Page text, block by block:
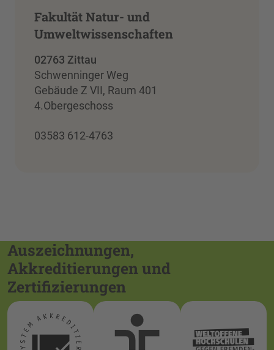
Fakultät Natur- und
Umweltwissenschaften
02763 Zittau
Schwenninger Weg
Gebäude Z VII, Raum 401
4.Obergeschoss
03583 612-4763
Auszeichnungen,
Akkreditierungen und
Zertifizierungen